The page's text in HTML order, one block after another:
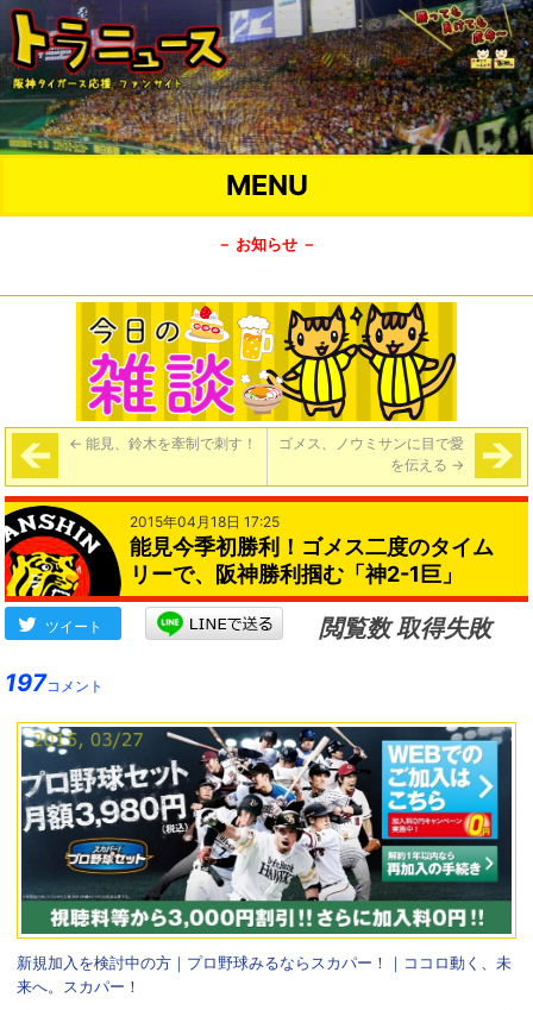
MENU
－ お知らせ －
← 能見、鈴木を牽制で刺す！
ゴメス、ノウミサンに目で愛
を伝える →
2015年04月18日 17:25
能見今季初勝利！ゴメス二度のタイム
リーで、阪神勝利掴む「神2-1巨」
ツイート
閲覧数 取得失敗
197コメント
新規加入を検討中の方｜プロ野球みるならスカパー！｜ココロ動く、未
来へ。スカパー！